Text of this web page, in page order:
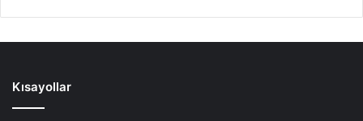
Kısayollar